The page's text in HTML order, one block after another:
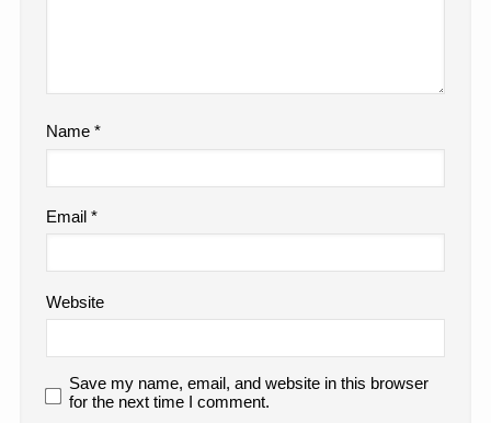
Name*
Email*
Website
Save my name, email, and website in this browser
for the next time I comment.